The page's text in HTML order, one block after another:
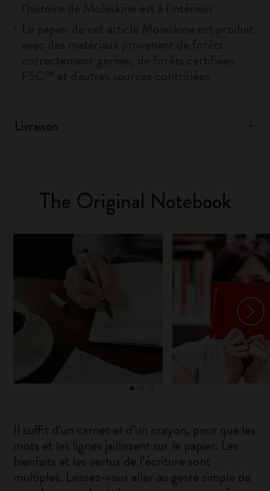
Livraison
The Original Notebook
Il suffit d’un carnet et d’un crayon, pour que les
mots et les lignes jaillissent sur le papier. Les
bienfaits et les vertus de l’écriture sont
multiples. Laissez-vous aller au geste simple de